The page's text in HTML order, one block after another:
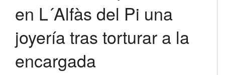
Cookie-Einstellungen
en L´Alfàs del Pi una
joyería tras torturar a la
encargada